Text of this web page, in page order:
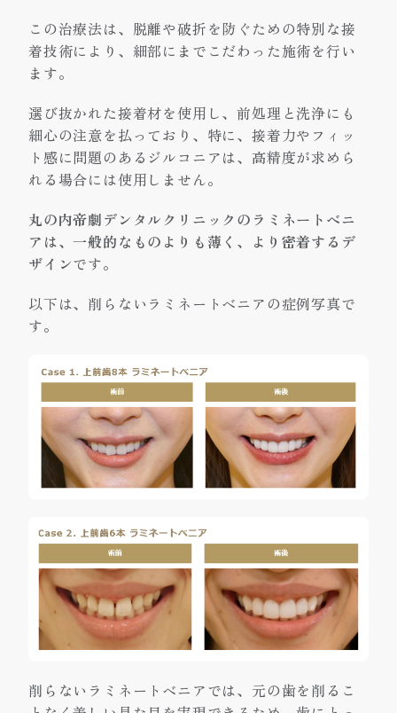
この治療法は、脱離や破折を防ぐための特別な接
着技術により、細部にまでこだわった施術を行い
ます。
選び抜かれた接着材を使用し、前処理と洗浄にも
細心の注意を払っており、特に、接着力やフィッ
ト感に問題のあるジルコニアは、高精度が求めら
れる場合には使用しません。
丸の内帝劇デンタルクリニックのラミネートベニ
アは、一般的なものよりも薄く、より密着するデ
ザインです。
以下は、削らないラミネートベニアの症例写真で
す。
削らないラミネートベニアでは、元の歯を削るこ